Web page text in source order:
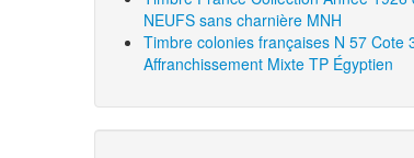
NEUFS sans charnière MNH
Timbre colonies françaises N 57 Cote
Affranchissement Mixte TP Égyptien